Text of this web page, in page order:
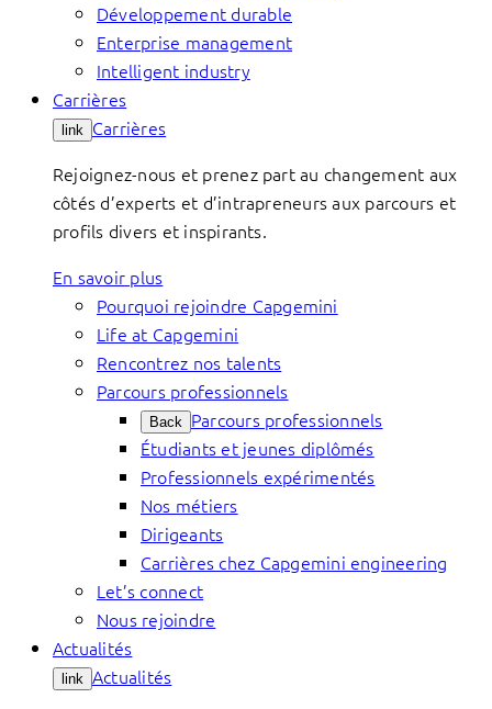
Développement durable
Enterprise management
Intelligent industry
Carrières
link Carrières
Rejoignez-nous et prenez part au changement aux
côtés d’experts et d’intrapreneurs aux parcours et
profils divers et inspirants.
En savoir plus
Pourquoi rejoindre Capgemini
Life at Capgemini
Rencontrez nos talents
Parcours professionnels
Back Parcours professionnels
Étudiants et jeunes diplômés
Professionnels expérimentés
Nos métiers
Dirigeants
Carrières chez Capgemini engineering
Let’s connect
Nous rejoindre
Actualités
link Actualités